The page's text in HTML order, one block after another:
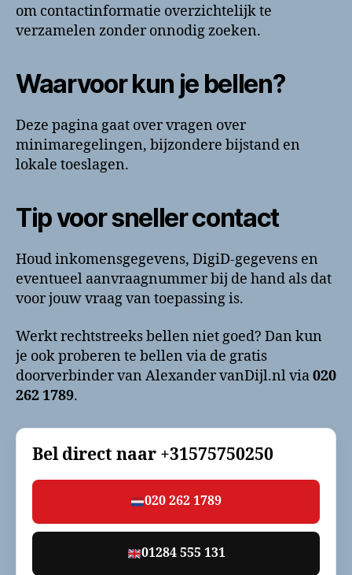
om contactinformatie overzichtelijk te
verzamelen zonder onnodig zoeken.
Waarvoor kun je bellen?
Deze pagina gaat over vragen over
minimaregelingen, bijzondere bijstand en
lokale toeslagen.
Tip voor sneller contact
Houd inkomensgegevens, DigiD-gegevens en
eventueel aanvraagnummer bij de hand als dat
voor jouw vraag van toepassing is.
Werkt rechtstreeks bellen niet goed? Dan kun
je ook proberen te bellen via de gratis
doorverbinder van Alexander vanDijl.nl via020
262 1789.
Bel direct naar +31575750250
020 262 1789
01284 555 131